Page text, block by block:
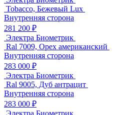
Tobacco, Бежевый Lux
Внутренняя сторона
281 200 ₽
Электра Биометрик
Ral 7009, Орех американский
Внутренняя сторона
283 000 ₽
Электра Биометрик
Ral 9005, Дуб антрацит
Внутренняя сторона
283 000 ₽
Электра Биометрик